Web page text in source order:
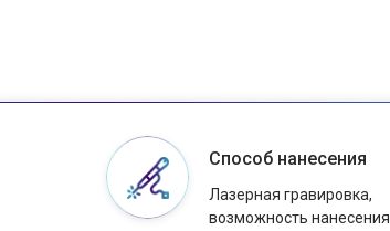
Способ нанесения
Лазерная гравировка,
возможность нанесения